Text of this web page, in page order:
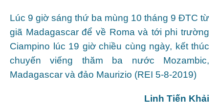
Lúc 9 giờ sáng thứ ba mùng 10 tháng 9 ĐTC từ
giã Madagascar để về Roma và tới phi trường
Ciampino lúc 19 giờ chiều cùng ngày, kết thúc
chuyến viếng thăm ba nước Mozambic,
Madagascar và đảo Maurizio (REI 5-8-2019)
Linh Tiến Khải